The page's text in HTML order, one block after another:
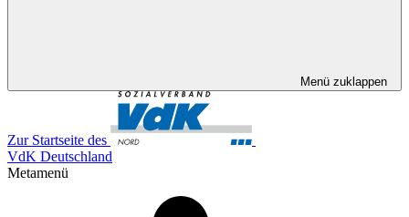
Menü zuklappen
Zur Startseite des
VdK Deutschland
Metamenü